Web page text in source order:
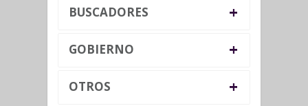
BUSCADORES +
GOBIERNO +
OTROS +